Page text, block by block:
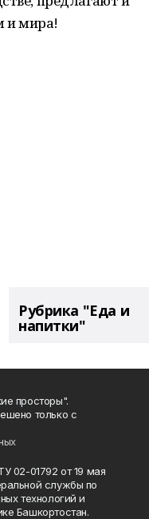
и мира!
Рубрика "Еда и
напитки"
просторы".
только с
02-01792 от 19 мая
службы по
технологий и
Башкортостан.